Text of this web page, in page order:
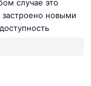
случае это
новыми
почему не